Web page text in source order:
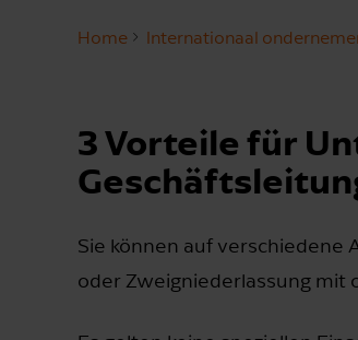
Home Internationaal
3 Vorteile für
Sie können auf verschiedene
oder Zweigniederlassung mit